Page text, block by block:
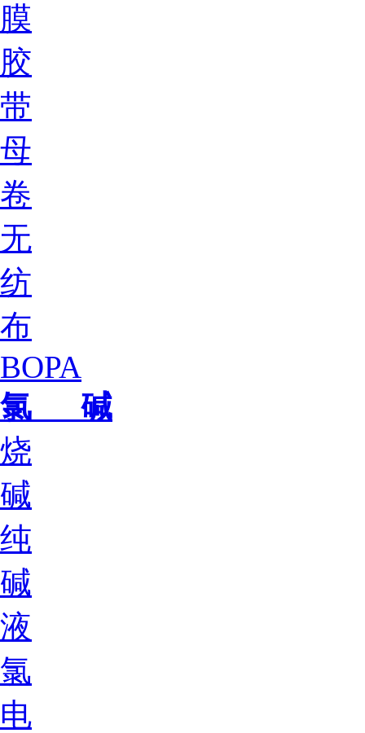
膜
胶
带
母
卷
无
纺
布
BOPA
氯 碱
烧
碱
纯
碱
液
氯
电